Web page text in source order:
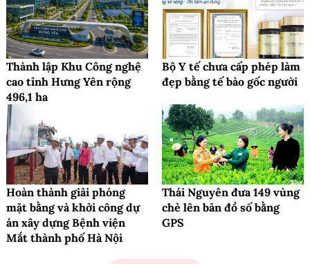
Thành lập Khu Công nghệ
cao tỉnh Hưng Yên rộng
496,1 ha
Bộ Y tế chưa cấp phép làm
đẹp bằng tế bào gốc người
Hoàn thành giải phóng
mặt bằng và khởi công dự
án xây dựng Bệnh viện
Mắt thành phố Hà Nội
Thái Nguyên đưa 149 vùng
chè lên bản đồ số bằng
GPS